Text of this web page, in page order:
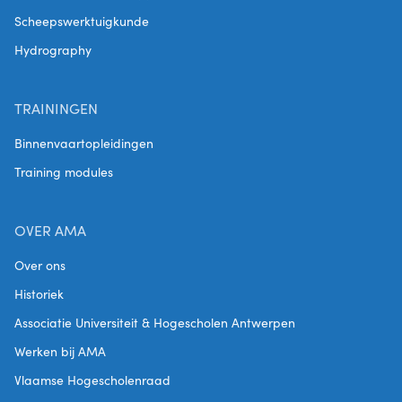
Scheepswerktuigkunde
Hydrography
TRAININGEN
Binnenvaartopleidingen
Training modules
OVER AMA
Over ons
Historiek
Associatie Universiteit & Hogescholen Antwerpen
Werken bij AMA
Vlaamse Hogescholenraad